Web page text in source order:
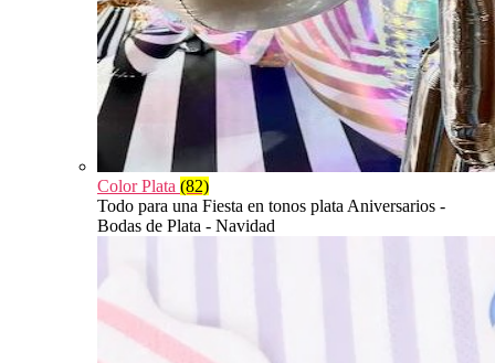
Color Plata (82)
Todo para una Fiesta en tonos plata Aniversarios -
Bodas de Plata - Navidad